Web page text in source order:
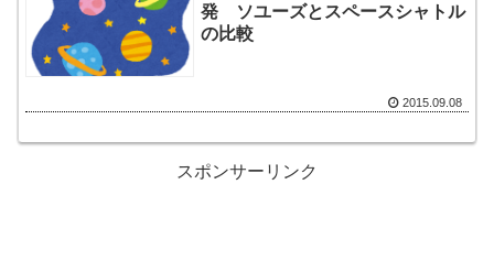
発 ソユーズとスペースシャトル
の比較
2015.09.08
スポンサーリンク